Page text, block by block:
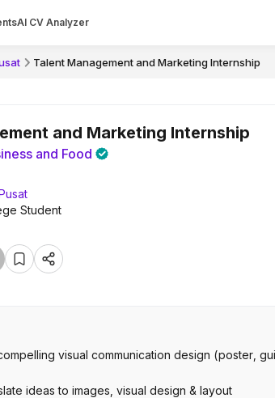
AI CV Analyzer
Talent Management and Marketing Internship
and Marketing Internship
and Food
Student
visual communication design (poster,
ideas to images, visual design & layout